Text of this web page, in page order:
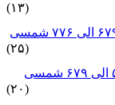
(۱۳)
(۲۵)
(۲۰)